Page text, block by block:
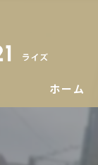
ホーム